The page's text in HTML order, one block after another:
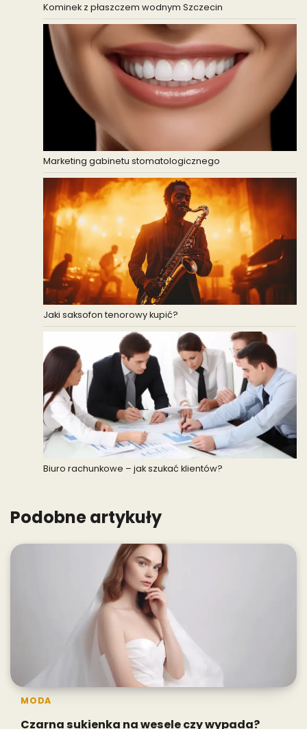
Kominek z płaszczem wodnym Szczecin
Marketing gabinetu stomatologicznego
Jaki saksofon tenorowy kupić?
Biuro rachunkowe – jak szukać klientów?
Podobne artykuły
MODA
Czarna sukienka na wesele czy wypada?